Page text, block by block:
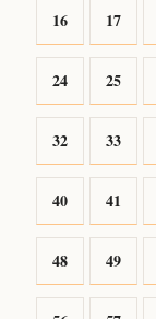
16 17
24 25
32 33
40 41
48 49